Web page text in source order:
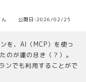
ん 公開日:2026/02/25
を、AI（MCP）を使っ
のが運の尽き（？）。
ンでも利用することがで